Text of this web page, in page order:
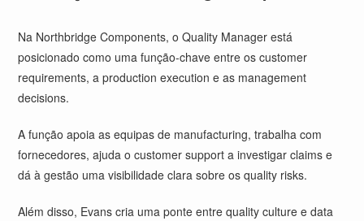
Na Northbridge Components, o Quality Manager está
posicionado como uma função-chave entre os customer
requirements, a production execution e as management
decisions.
A função apoia as equipas de manufacturing, trabalha com
fornecedores, ajuda o customer support a investigar claims e
dá à gestão uma visibilidade clara sobre os quality risks.
Além disso, Evans cria uma ponte entre quality culture e data